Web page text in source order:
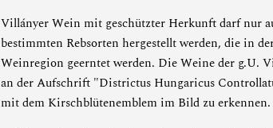
Villányer Wein mit geschützter Herkunft darf nur
bestimmten Rebsorten hergestellt werden, die in
Weinregion geerntet werden. Die Weine der g.U.
an der Aufschrift "Districtus Hungaricus
mit dem Kirschblütenemblem im Bild zu erkennen.